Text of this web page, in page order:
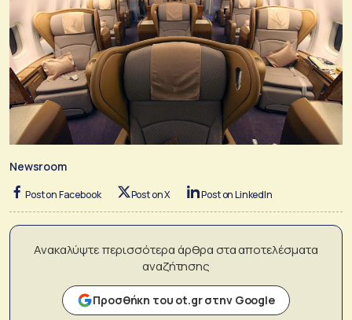
Newsroom
Post on Facebook Post on X Post on LinkedIn
Ανακαλύψτε περισσότερα άρθρα στα αποτελέσματα
αναζήτησης
Προσθήκη του ot.gr στην Google